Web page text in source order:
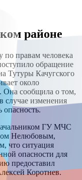
районе
по правам человека
обращение
Тутуры Качугского
около
Она сообщила о том,
случае изменения
опасность.
ГУ МЧС
Нелюбовым,
что ситуация
опасности для
предоставил
Коротнев.